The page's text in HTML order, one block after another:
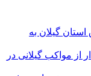
گیلان به
از مواکب گیلانی در